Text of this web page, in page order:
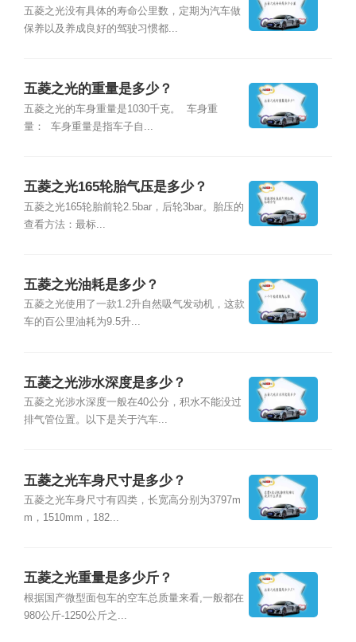
五菱之光没有具体的寿命公里数，定期为汽车做
保养以及养成良好的驾驶习惯都...
五菱之光的重量是多少？
五菱之光的车身重量是1030千克。 车身重
量： 车身重量是指车子自...
五菱之光165轮胎气压是多少？
五菱之光165轮胎前轮2.5bar，后轮3bar。胎压的
查看方法：最标...
五菱之光油耗是多少？
五菱之光使用了一款1.2升自然吸气发动机，这款
车的百公里油耗为9.5升...
五菱之光涉水深度是多少？
五菱之光涉水深度一般在40公分，积水不能没过
排气管位置。以下是关于汽车...
五菱之光车身尺寸是多少？
五菱之光车身尺寸有四类，长宽高分别为3797m
m，1510mm，182...
五菱之光重量是多少斤？
根据国产微型面包车的空车总质量来看,一般都在
980公斤-1250公斤之...